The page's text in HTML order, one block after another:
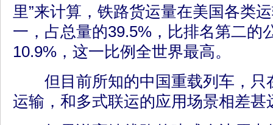
里”来计算，铁路货运量在美国各类
一，占总量的39.5%，比排名第二的
10.9%，这一比例全世界最高。
但目前所知的中国重载列车，只
运输，和多式联运的应用场景相差甚